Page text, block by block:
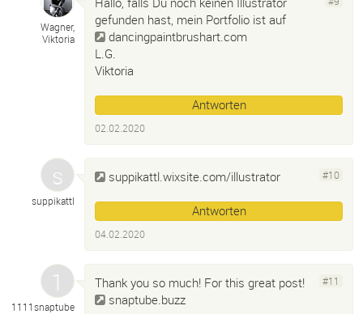
Wagner,
Viktoria
gefunden hast, mein Portfolio ist auf
dancingpaintbrushart.com
L.G.
Viktoria
Antworten
02.02.2020
suppikattl
#10
suppikattl.wixsite.com/illustrator
Antworten
04.02.2020
1111snaptube
#11
Thank you so much! For this great post!
snaptube.buzz